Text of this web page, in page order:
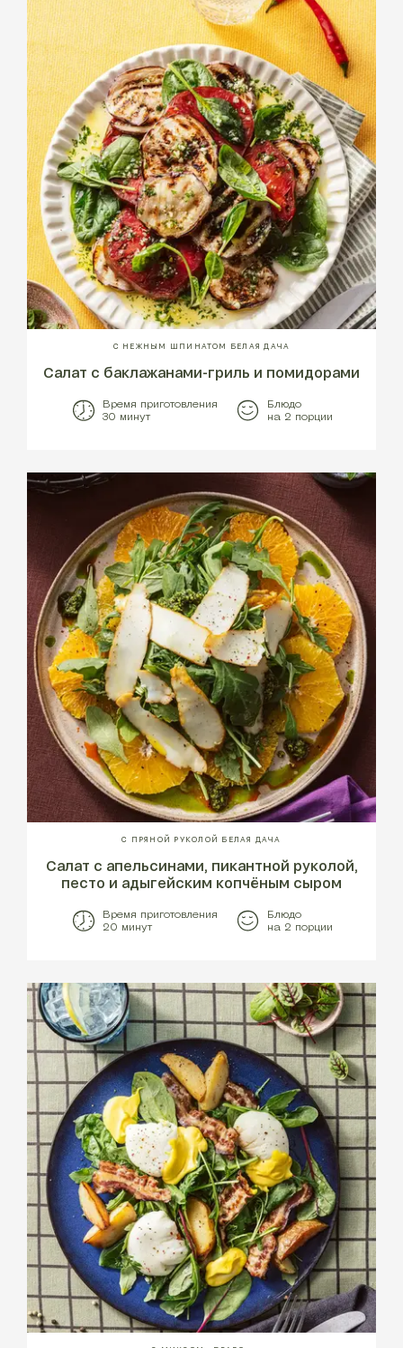
С НЕЖНЫМ ШПИНАТОМ БЕЛАЯ ДАЧА
Салат с баклажанами-гриль и помидорами
Время приготовления
30 минут
Блюдо
на 2 порции
С ПРЯНОЙ РУКОЛОЙ БЕЛАЯ ДАЧА
Салат с апельсинами, пикантной руколой,
песто и адыгейским копчёным сыром
Время приготовления
20 минут
Блюдо
на 2 порции